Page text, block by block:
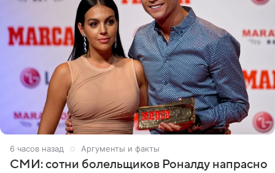
6 часов назад Аргументы и факты
СМИ: сотни болельщиков Роналду напрасно